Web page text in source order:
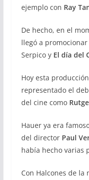
ejemplo con Ray
De hecho, en el
llegó a
Serpico y El día del
Hoy esta
representado el
del cine como
Hauer ya era
del directorPaul
había hecho varias
Con Halcones de